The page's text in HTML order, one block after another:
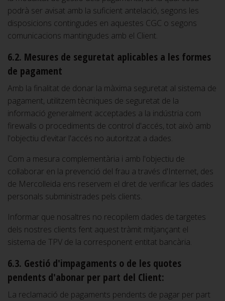
podrà ser avisat amb la suficient antelació, segons les
disposicions contingudes en aquestes CGC o segons
comunicacions mantingudes amb el Client.
6.2. Mesures de seguretat aplicables a les formes
de pagament
Amb la finalitat de donar la màxima seguretat al sistema de
pagament, utilitzem tècniques de seguretat de la
informació generalment acceptades a la indústria com
firewalls o procediments de control d'accés, tot això amb
l'objectiu d'evitar l'accés no autoritzat a dades.
Com a mesura complementària i amb l'objectiu de
col·laborar en la prevenció del frau a través d'Internet, des
de Mercolleida ens reservem el dret de verificar les dades
personals subministrades pels clients.
Informar que nosaltres no recopilem dades de targetes
dels nostres clients fent aquest tràmit mitjançant el
sistema de TPV de la corresponent entitat bancària.
6.3. Gestió d'impagaments o de les quotes
pendents d'abonar per part del Client:
La reclamació de pagaments pendents de pagar per part